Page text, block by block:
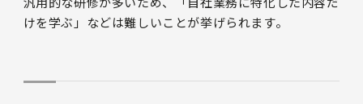
けを学ぶ」などは難しいことが挙げられます。